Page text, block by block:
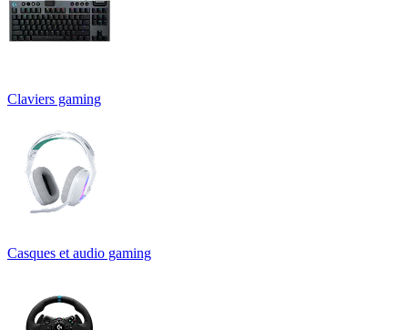
Claviers gaming
Casques et audio gaming